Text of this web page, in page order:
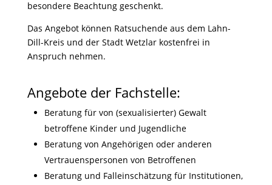
besondere Beachtung geschenkt.
Das Angebot können Ratsuchende aus dem Lahn-
Dill-Kreis und der Stadt Wetzlar kostenfrei in
Anspruch nehmen.
Angebote der Fachstelle:
Beratung für von (sexualisierter) Gewalt
betroffene Kinder und Jugendliche
Beratung von Angehörigen oder anderen
Vertrauenspersonen von Betroffenen
Beratung und Falleinschätzung für Institutionen,